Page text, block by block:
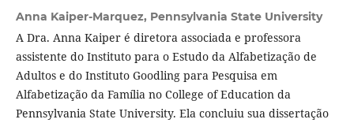
Anna Kaiper-Marquez, Pennsylvania State University
A Dra. Anna Kaiper é diretora associada e professora
assistente do Instituto para o Estudo da Alfabetização de
Adultos e do Instituto Goodling para Pesquisa em
Alfabetização da Família no College of Education da
Pennsylvania State University. Ela concluiu sua dissertação